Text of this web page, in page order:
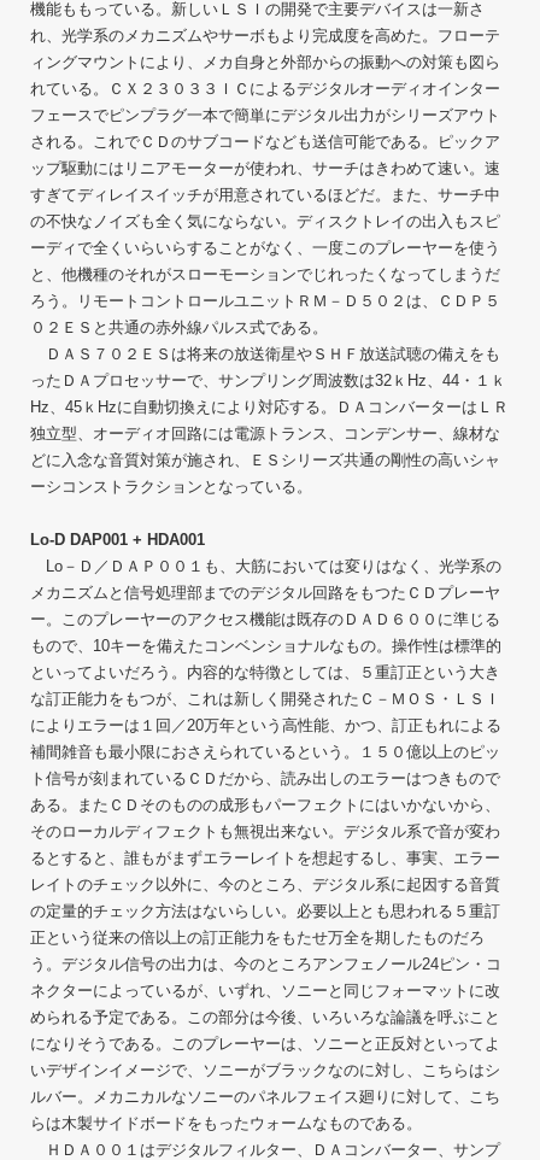
機能ももっている。新しいＬＳＩの開発で主要デバイスは一新さ
れ、光学系のメカニズムやサーボもより完成度を高めた。フローテ
ィングマウントにより、メカ自身と外部からの振動への対策も図ら
れている。ＣＸ２３０３３ＩＣによるデジタルオーディオインター
フェースでピンプラグ一本で簡単にデジタル出力がシリーズアウト
される。これでＣＤのサブコードなども送信可能である。ピックア
ップ駆動にはリニアモーターが使われ、サーチはきわめて速い。速
すぎてディレイスイッチが用意されているほどだ。また、サーチ中
の不快なノイズも全く気にならない。ディスクトレイの出入もスピ
ーディで全くいらいらすることがなく、一度このプレーヤーを使う
と、他機種のそれがスローモーションでじれったくなってしまうだ
ろう。リモートコントロールユニットＲＭ－Ｄ５０２は、ＣＤＰ５
０２ＥＳと共通の赤外線パルス式である。
ＤＡＳ７０２ＥＳは将来の放送衛星やＳＨＦ放送試聴の備えをも
ったＤＡプロセッサーで、サンプリング周波数は32ｋHz、44・１ｋ
Hz、45ｋHzに自動切換えにより対応する。ＤＡコンバーターはＬＲ
独立型、オーディオ回路には電源トランス、コンデンサー、線材な
どに入念な音質対策が施され、ＥＳシリーズ共通の剛性の高いシャ
ーシコンストラクションとなっている。
Lo-D DAP001 + HDA001
Lo－Ｄ／ＤＡＰ００１も、大筋においては変りはなく、光学系の
メカニズムと信号処理部までのデジタル回路をもつたＣＤプレーヤ
ー。このプレーヤーのアクセス機能は既存のＤＡＤ６００に準じる
もので、10キーを備えたコンベンショナルなもの。操作性は標準的
といってよいだろう。内容的な特徴としては、５重訂正という大き
な訂正能力をもつが、これは新しく開発されたＣ－ＭＯＳ・ＬＳＩ
によりエラーは１回／20万年という高性能、かつ、訂正もれによる
補間雑音も最小限におさえられているという。１５０億以上のピッ
ト信号が刻まれているＣＤだから、読み出しのエラーはつきもので
ある。またＣＤそのものの成形もパーフェクトにはいかないから、
そのローカルディフェクトも無視出来ない。デジタル系で音が変わ
るとすると、誰もがまずエラーレイトを想起するし、事実、エラー
レイトのチェック以外に、今のところ、デジタル系に起因する音質
の定量的チェック方法はないらしい。必要以上とも思われる５重訂
正という従来の倍以上の訂正能力をもたせ万全を期したものだろ
う。デジタル信号の出力は、今のところアンフェノール24ピン・コ
ネクターによっているが、いずれ、ソニーと同じフォーマットに改
められる予定である。この部分は今後、いろいろな論議を呼ぶこと
になりそうである。このプレーヤーは、ソニーと正反対といってよ
いデザインイメージで、ソニーがブラックなのに対し、こちらはシ
ルバー。メカニカルなソニーのパネルフェイス廻りに対して、こち
らは木製サイドボードをもったウォームなものである。
ＨＤＡ００１はデジタルフィルター、ＤＡコンバーター、サンプ